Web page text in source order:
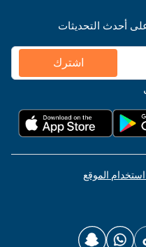
أحدث التحديثات
اشترك
الموقع